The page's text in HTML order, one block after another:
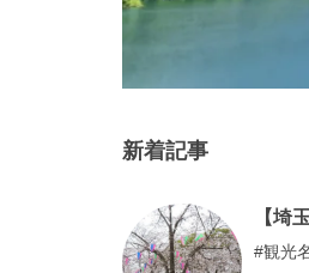
新着記事
【埼
観光